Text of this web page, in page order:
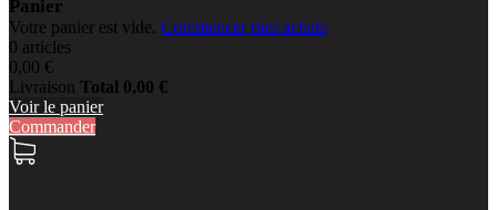
Panier
Votre panier est vide. Commencer mes achats
0 articles
0,00 €
Livraison Total 0,00 €
Voir le panier
Commander